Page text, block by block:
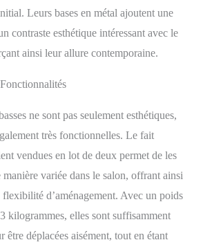
salon et créer une
maison bien rangée.
【Polyvalente】:
utilisez-la où vous
séjour. Cette table de
canapé polyvalente est
un choix parfait pour
prendre le thé l'après-
bruncher en toute
décontraction.
Leurs bases en métal ajoutent une
contraste esthétique intéressant avec le
ainsi leur allure contemporaine.
ne sont pas seulement esthétiques,
très fonctionnelles. Le fait
vendues en lot de deux permet de les
manière variée dans le salon, offrant ainsi
flexibilité d’aménagement. Avec un poids
kilogrammes, elles sont suffisamment
être déplacées aisément, tout en étant